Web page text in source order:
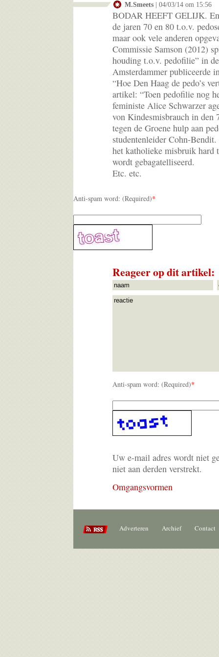
M.Smeets | 04/03/14 om 15:56
BODAR HEEFT GELIJK.
de jaren 70 en 80 t.o.v.
maar ook vele anderen
Commissie Samson (2012)
houding t.o.v. pedofilie” in
Amsterdammer publiceerde
“Hoe Den Haag de pedo’s
artikel: “Toen pedofilie nog
feministe Alice Schwarzer
von Kindesmisbrauch in den
tegen de Groene hulp aan
studentenleider Cohn-
het katholieke misbruik hard
wordt gebagatelliseerd.
Etc. etc.
Anti-spam word: (Required)*
Reageer op dit artikel:
Anti-spam word: (Required)*
Uw e-mail adres wordt niet
niet aan derden verstrekt.
Omgangsvormen
Adverteren Archief Contact